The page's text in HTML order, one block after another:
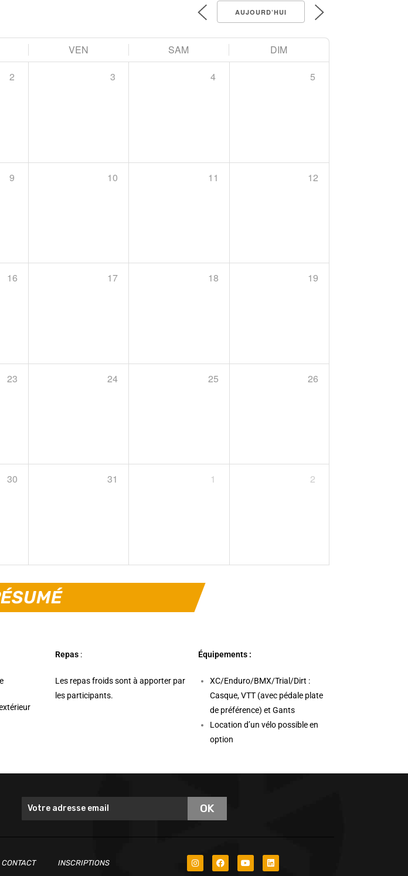
AUJOURD’HUI
VEN SAM
DIM
2 3 4 5
9 10 11 12
16 17 18 19
23 24 25 26
30 31 1 2
Repas :
Les repas froids sont à apporter par
les participants.
Équipements :
XC/Enduro/BMX/Trial/Dirt :
Casque, VTT (avec pédale plate
de préférence) et Gants
Location d’un vélo possible en
option
OK
CONTACT INSCRIPTIONS